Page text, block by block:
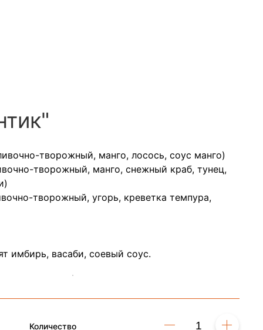
творожный, манго, лосось, соус манго)
творожный, манго, снежный краб, тунец,
творожный, угорь, креветка темпура,
имбирь, васаби, соевый соус.
Количество